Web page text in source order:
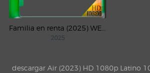
Familia en renta (2025) WEB-DL 1080p Latino
2025
descargar Air (2023) HD 1080p Latino